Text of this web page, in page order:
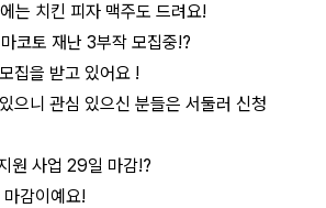
는 치킨 피자 맥주도 드려요!
코토 재난 3부작 모집중!?
집을 받고 있어요 !
으니 관심 있으신 분들은 서둘러 신청
원 사업 29일 마감!?
마감이예요!